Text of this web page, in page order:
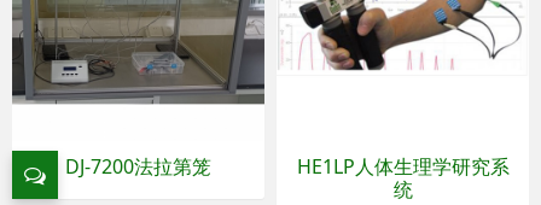
DJ-7200法拉第笼
HE1LP人体生理学研究系
统